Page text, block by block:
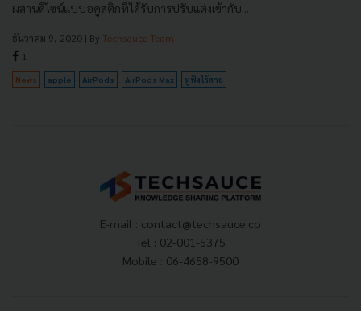
ผสานดีไซน์แบบอคูสติกที่ได้รับการปรับแต่งเข้ากับ...
ธันวาคม 9, 2020 | By Techsauce Team
1
News apple AirPods AirPods Max หูฟังไร้สาย
E-mail : contact@techsauce.co
Tel : 02-001-5375
Mobile : 06-4658-9500